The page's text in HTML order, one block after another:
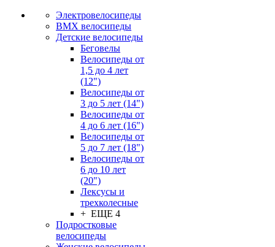
Электровелосипеды
BMX велосипеды
Детские велосипеды
Беговелы
Велосипеды от
1,5 до 4 лет
(12")
Велосипеды от
3 до 5 лет (14")
Велосипеды от
4 до 6 лет (16")
Велосипеды от
5 до 7 лет (18")
Велосипеды от
6 до 10 лет
(20")
Лексусы и
трехколесные
+ ЕЩЕ 4
Подростковые
велосипеды